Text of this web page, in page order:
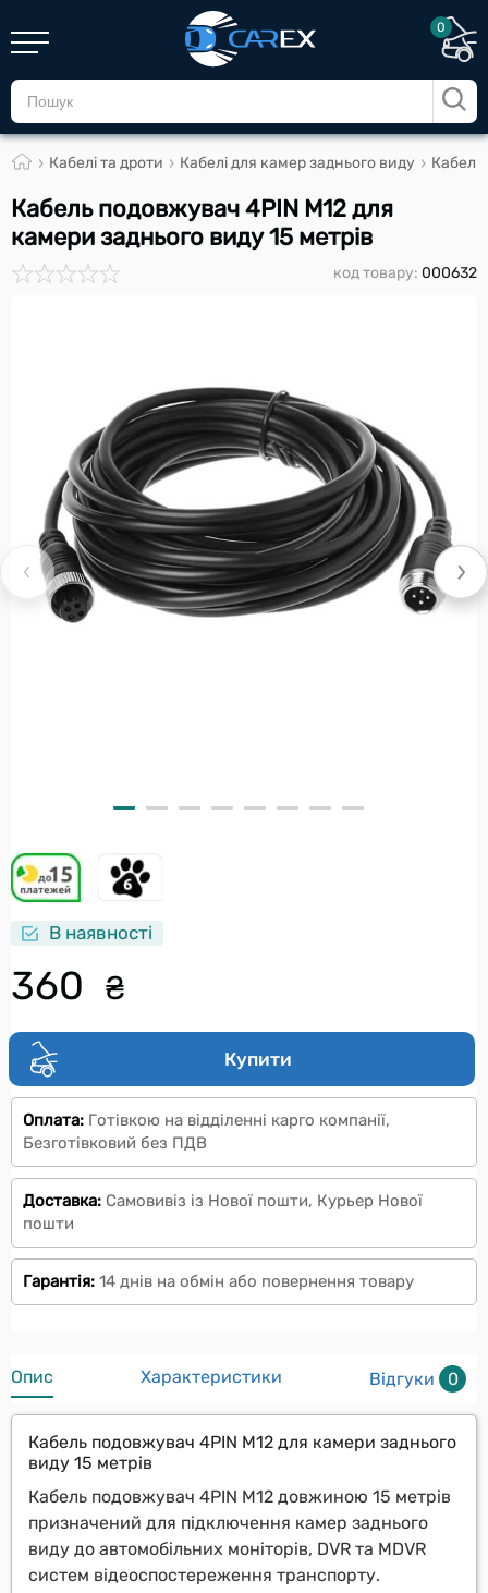
0
Кабелі та дроти Кабелі для камер заднього виду Кабель
Кабель подовжувач 4PIN M12 для
камери заднього виду 15 метрів
код товару: 000632
В наявності
360 ₴
Купити
Оплата: Готівкою на відділенні карго компанії,
Безготівковий без ПДВ
Доставка: Самовивіз із Нової пошти, Курьер Нової
пошти
Гарантія: 14 днів на обмін або повернення товару
Опис Характеристики Відгуки 0
Кабель подовжувач 4PIN M12 для камери заднього
виду 15 метрів
Кабель подовжувач 4PIN M12 довжиною 15 метрів
призначений для підключення камер заднього
виду до автомобільних моніторів, DVR та MDVR
систем відеоспостереження транспорту.